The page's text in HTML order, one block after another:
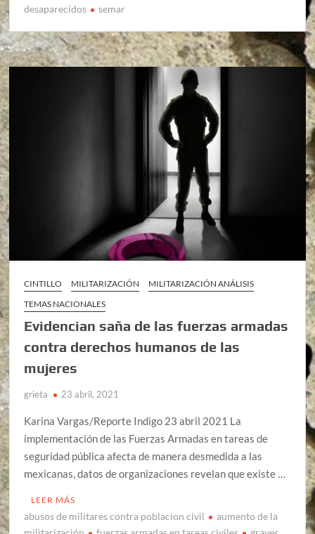
desaparecidos
semar
CINTILLO MILITARIZACIÓN
MILITARIZACIÓN ANÁLISIS
TEMAS NACIONALES
Evidencian saña de las fuerzas armadas
contra derechos humanos de las
mujeres
grieta 23 abril, 2021
Karina Vargas/Reporte Indigo 23 abril 2021 La
implementación de las Fuerzas Armadas en tareas de
seguridad pública afecta de manera desmedida a las
mexicanas, datos de organizaciones revelan que existe …
LEER MÁS
abusos de militares contra poblacion civil
aumento de la